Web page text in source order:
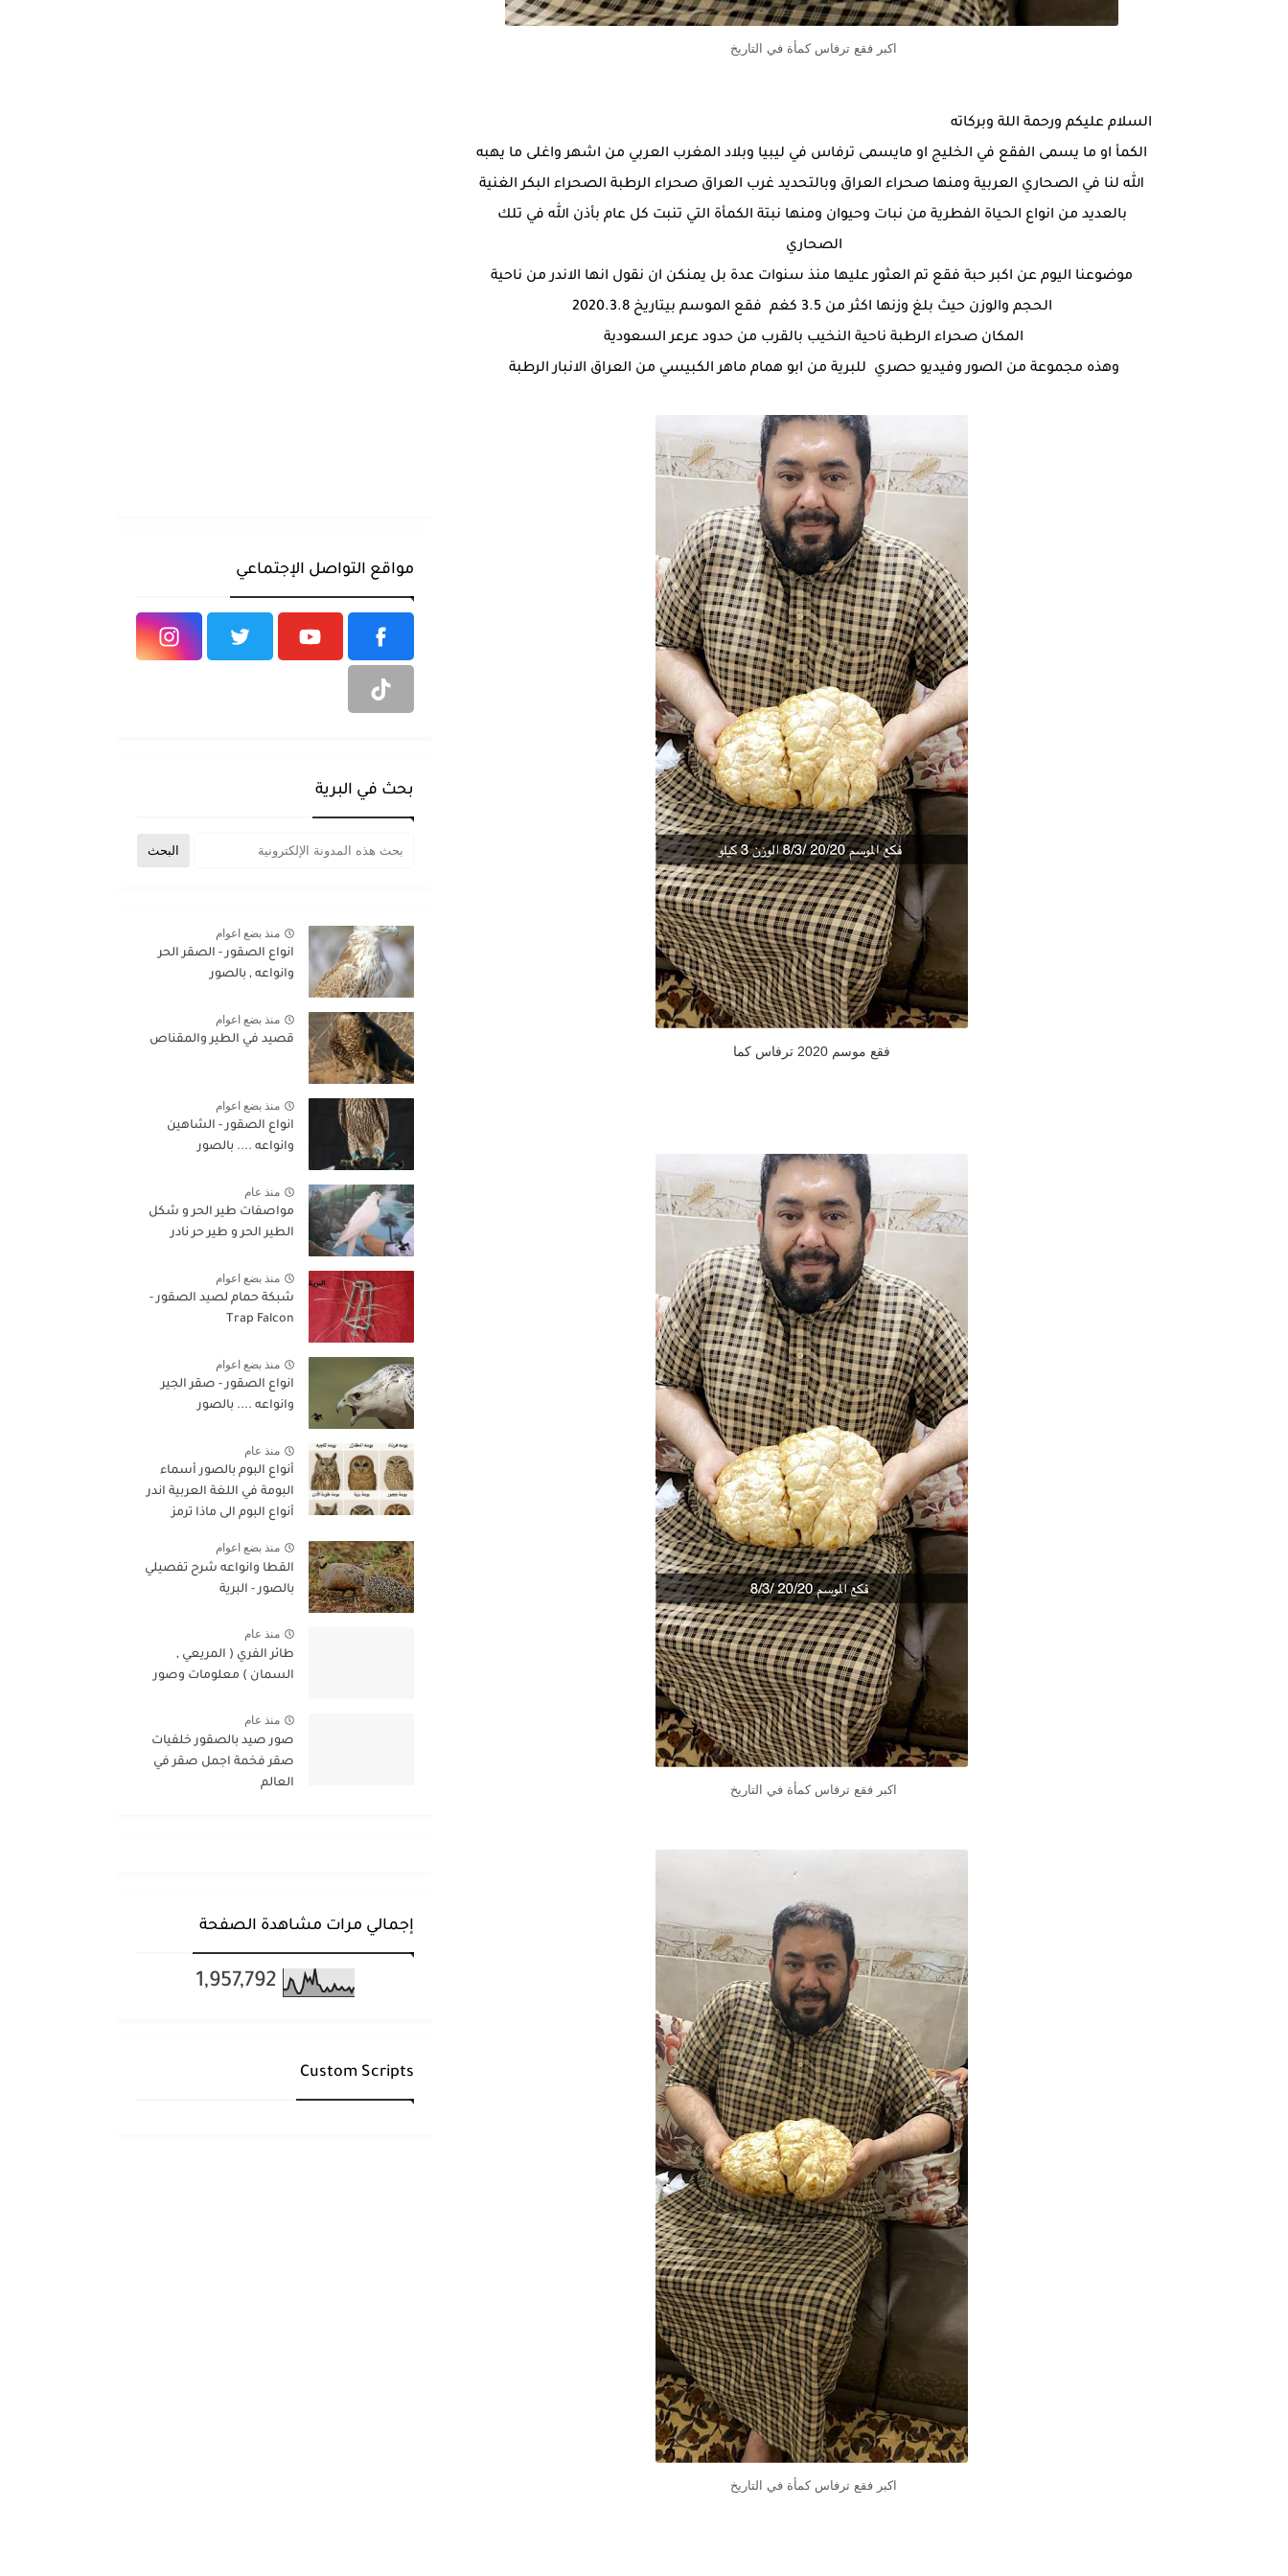
اكبر فقع ترفاس كمأة في التاريخ
السلام عليكم ورحمة اللة وبركاته
الكمأ او ما يسمى الفقع في الخليج او مايسمى ترفاس في ليبيا وبلاد المغرب العربي من اشهر واغلى ما يهبه
الله لنا في الصحاري العربية ومنها صحراء العراق وبالتحديد غرب العراق صحراء الرطبة الصحراء البكر الغنية
بالعديد من انواع الحياة الفطرية من نبات وحيوان ومنها نبتة الكمأة التي تنبت كل عام بأذن الله في تلك
الصحاري
موضوعنا اليوم عن اكبر حبة فقع تم العثور عليها منذ سنوات عدة بل يمنكن ان نقول انها الاندر من ناحية
الحجم والوزن حيث بلغ وزنها اكثر من 3.5 كغم فقع الموسم بيتاريخ 2020.3.8
المكان صحراء الرطبة ناحية النخيب بالقرب من حدود عرعر السعودية
وهذه مجموعة من الصور وفيديو حصري للبرية من ابو همام ماهر الكبيسي من العراق الانبار الرطبة
فقع موسم 2020 ترفاس كما
اكبر فقع ترفاس كمأة في التاريخ
اكبر فقع ترفاس كمأة في التاريخ
مواقع التواصل الإجتماعي
بحث في البرية
منذ بضع اعوام
انواع الصقور - الصقر الحر
وانواعه , بالصور
منذ بضع اعوام
قصيد في الطير والمقناص
منذ بضع اعوام
انواع الصقور - الشاهين
وانواعه .... بالصور
منذ عام
مواصفات طير الحر و شكل
الطير الحر و طير حر نادر
منذ بضع اعوام
شبكة حمام لصيد الصقور -
Trap Falcon
منذ بضع اعوام
انواع الصقور - صقر الجير
وانواعه .... بالصور
منذ عام
أنواع البوم بالصور أسماء
البومة في اللغة العربية اندر
أنواع البوم الى ماذا ترمز
منذ بضع اعوام
القطا وانواعه شرح تفصيلي
بالصور - البرية
منذ عام
طائر الفري ( المريعي ,
السمان ) معلومات وصور
منذ عام
صور صيد بالصقور خلفيات
صقر فخمة اجمل صقر في
العالم
إجمالي مرات مشاهدة الصفحة
1,957,792
Custom Scripts